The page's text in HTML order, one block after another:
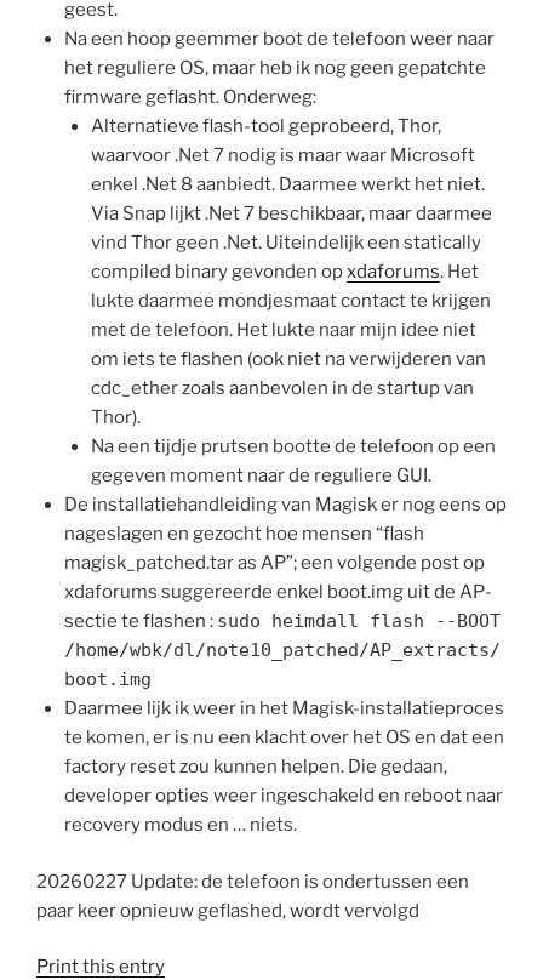
geest.
Na een hoop geemmer boot de telefoon weer naar
het reguliere OS, maar heb ik nog geen gepatchte
firmware geflasht. Onderweg:
Alternatieve flash-tool geprobeerd, Thor,
waarvoor .Net 7 nodig is maar waar Microsoft
enkel .Net 8 aanbiedt. Daarmee werkt het niet.
Via Snap lijkt .Net 7 beschikbaar, maar daarmee
vind Thor geen .Net. Uiteindelijk een statically
compiled binary gevonden opxdaforums. Het
lukte daarmee mondjesmaat contact te krijgen
met de telefoon. Het lukte naar mijn idee niet
om iets te flashen (ook niet na verwijderen van
cdc_ether zoals aanbevolen in de startup van
Thor).
Na een tijdje prutsen bootte de telefoon op een
gegeven moment naar de reguliere GUI.
De installatiehandleiding van Magisk er nog eens op
nageslagen en gezocht hoe mensen “flash
magisk_patched.tar as AP”; een volgende post op
xdaforums suggereerde enkel boot.img uit de AP-
sectie te flashen : sudo heimdall flash --BOOT
/home/wbk/dl/note10_patched/AP_extracts/
boot.img
Daarmee lijk ik weer in het Magisk-installatieproces
te komen, er is nu een klacht over het OS en dat een
factory reset zou kunnen helpen. Die gedaan,
developer opties weer ingeschakeld en reboot naar
recovery modus en … niets.
20260227 Update: de telefoon is ondertussen een
paar keer opnieuw geflashed, wordt vervolgd
Print this entry